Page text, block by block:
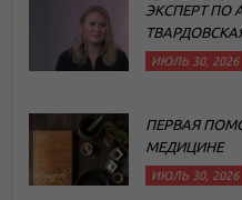
ЭКСПЕРТ ПО
ИЮЛЬ 30, 2026
ПЕРВАЯ
МЕДИЦИНЕ
ИЮЛЬ 30, 2026